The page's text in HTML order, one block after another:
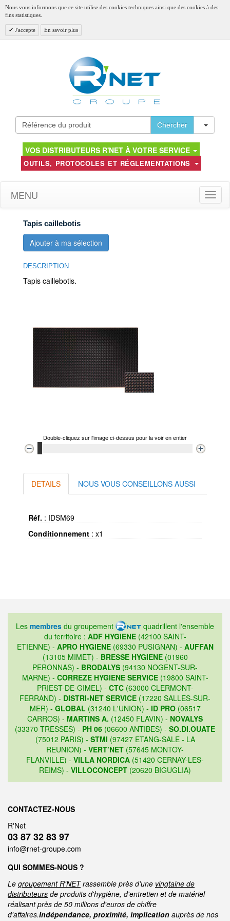
Nous vous informons que ce site utilise des cookies techniques ainsi que des cookies à des
fins statistiques.
J'accepte En savoir plus
Chercher
VOS DISTRIBUTEURS R'NET À VOTRE SERVICE
OUTILS, PROTOCOLES ET RÉGLEMENTATIONS
Toggle
MENU
Tapis caillebotis
Ajouter à ma sélection
DESCRIPTION
Tapis caillebotis.
Double-cliquez sur l'image ci-dessus pour la voir en entier
DETAILS NOUS VOUS CONSEILLONS AUSSI
Réf. : IDSM69
Conditionnement : x1
Les membres du groupement
quadrillent l'ensemble
du territoire : ADF HYGIENE(42100 SAINT-
ETIENNE) - APRO HYGIENE(69330 PUSIGNAN) - AUFFAN
(13105 MIMET) - BRESSE HYGIENE(01960
PERONNAS) - BRODALYS (94130 NOGENT-SUR-
MARNE) - CORREZE HYGIENE SERVICE(19800 SAINT-
PRIEST-DE-GIMEL) - CTC(63000 CLERMONT-
FERRAND) - DISTRI-NET SERVICE (17220 SALLES-SUR-
MER) - GLOBAL (31240 L'UNION) - ID PRO(06517
CARROS) - MARTINS A. (12450 FLAVIN) - NOVALYS
(33370 TRESSES) - PH 06 (06600 ANTIBES) - SO.DI.OUATE
(75012 PARIS) - STMI (97427 ETANG-SALE - LA
REUNION) - VERT’NET (57645 MONTOY-
FLANVILLE) - VILLA NORDICA (51420 CERNAY-LES-
REIMS) - VILLOCONCEPT (20620 BIGUGLIA)
CONTACTEZ-NOUS
R'Net
03 87 32 83 97
info@rnet-groupe.com
QUI SOMMES-NOUS ?
Le groupement R'NETrassemble près d'une vingtaine de
distributeurs de produits d'hygiène, d'entretien et de matériel
réalisant près de 50 millions d'euros de chiffre
d'affaires.Indépendance, proximité, implication auprès de nos